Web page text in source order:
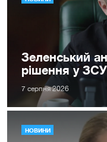
Зеленський
рішення у ЗСУ
7 серпня 2026
НОВИНИ